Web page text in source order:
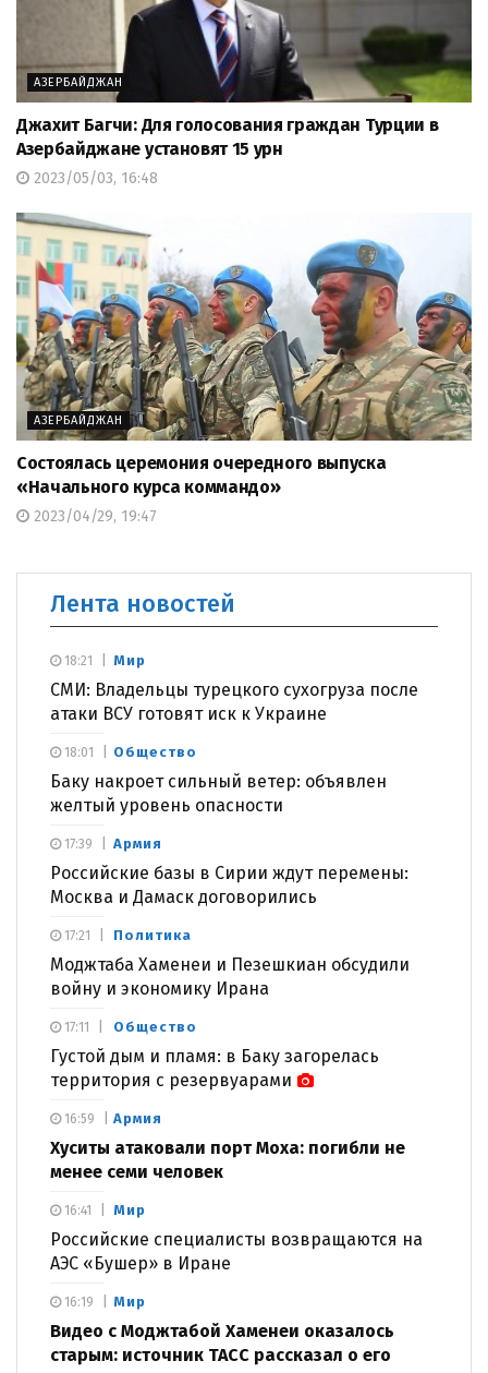
АЗЕРБАЙДЖАН
Джахит Багчи: Для голосования граждан Турции в
Азербайджане установят 15 урн
2023/05/03, 16:48
АЗЕРБАЙДЖАН
Состоялась церемония очередного выпуска
«Начального курса коммандо»
2023/04/29, 19:47
Лента новостей
Мир
СМИ: Владельцы турецкого сухогруза после
атаки ВСУ готовят иск к Украине
18:21
Общество
Баку накроет сильный ветер: объявлен
желтый уровень опасности
18:01
Армия
Российские базы в Сирии ждут перемены:
Москва и Дамаск договорились
17:39
Политика
Моджтаба Хаменеи и Пезешкиан обсудили
войну и экономику Ирана
17:21
Общество
Густой дым и пламя: в Баку загорелась
территория с резервуарами
17:11
Армия
Хуситы атаковали порт Моха: погибли не
менее семи человек
16:59
Мир
Российские специалисты возвращаются на
АЭС «Бушер» в Иране
16:41
Мир
Видео с Моджтабой Хаменеи оказалось
старым: источник ТАСС рассказал о его
16:19